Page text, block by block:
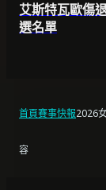
艾斯特瓦歐傷
選名單
首頁賽事快報2026
容